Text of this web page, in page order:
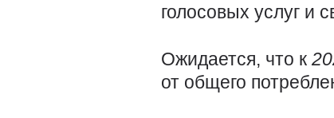
голосовых услуг и
Ожидается, что к
от общего